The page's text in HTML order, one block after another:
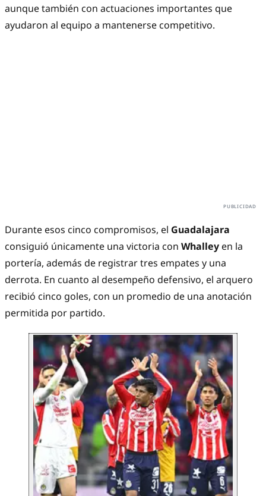
aunque también con actuaciones importantes que
ayudaron al equipo a mantenerse competitivo.
Durante esos cinco compromisos, el Guadalajara
consiguió únicamente una victoria con Whalley en la
portería, además de registrar tres empates y una
derrota. En cuanto al desempeño defensivo, el arquero
recibió cinco goles, con un promedio de una anotación
permitida por partido.